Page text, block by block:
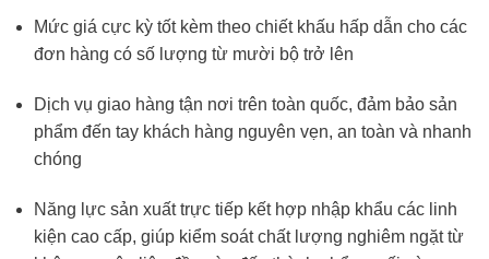
Mức giá cực kỳ tốt kèm theo chiết khấu hấp dẫn cho các
đơn hàng có số lượng từ mười bộ trở lên
Dịch vụ giao hàng tận nơi trên toàn quốc, đảm bảo sản
phẩm đến tay khách hàng nguyên vẹn, an toàn và nhanh
chóng
Năng lực sản xuất trực tiếp kết hợp nhập khẩu các linh
kiện cao cấp, giúp kiểm soát chất lượng nghiêm ngặt từ